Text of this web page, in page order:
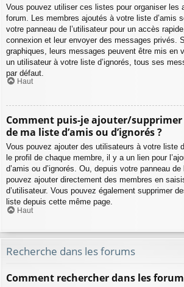
Vous pouvez utiliser ces listes pour organiser les
forum. Les membres ajoutés à votre liste d’amis
votre panneau de l’utilisateur pour un accès
connexion et leur envoyer des messages privés.
graphiques, leurs messages peuvent être mis en
un utilisateur à votre liste d’ignorés, tous ses
par défaut.
Haut
Comment puis-je ajouter/
de ma liste d’amis ou d’ignorés ?
Vous pouvez ajouter des utilisateurs à votre liste
le profil de chaque membre, il y a un lien pour
d’amis ou d’ignorés. Ou, depuis votre panneau de
pouvez ajouter directement des membres en
d’utilisateur. Vous pouvez également supprimer
liste depuis cette même page.
Haut
Recherche dans les forums
Comment rechercher dans les